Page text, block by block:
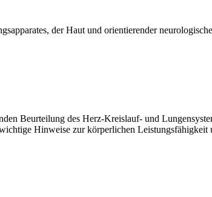
der Haut und orientierender
Beurteilung des Herz-Kreislauf- und
Hinweise zur körperlichen Leistungsfähigkeit